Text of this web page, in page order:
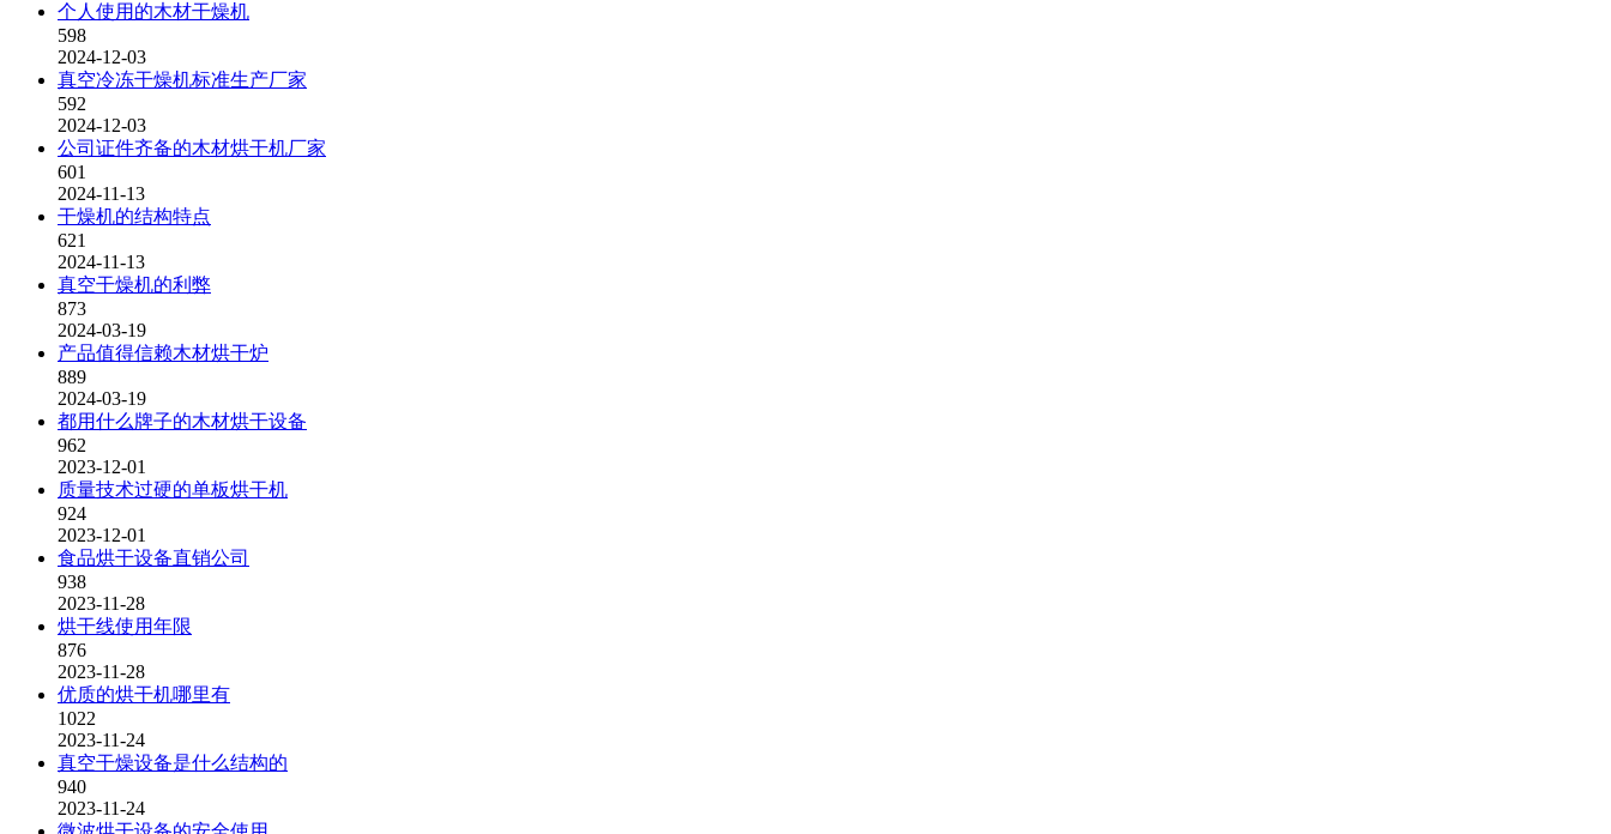
个人使用的木材干燥机
598
2024-12-03
真空冷冻干燥机标准生产厂家
592
2024-12-03
公司证件齐备的木材烘干机厂家
601
2024-11-13
干燥机的结构特点
621
2024-11-13
真空干燥机的利弊
873
2024-03-19
产品值得信赖木材烘干炉
889
2024-03-19
都用什么牌子的木材烘干设备
962
2023-12-01
质量技术过硬的单板烘干机
924
2023-12-01
食品烘干设备直销公司
938
2023-11-28
烘干线使用年限
876
2023-11-28
优质的烘干机哪里有
1022
2023-11-24
真空干燥设备是什么结构的
940
2023-11-24